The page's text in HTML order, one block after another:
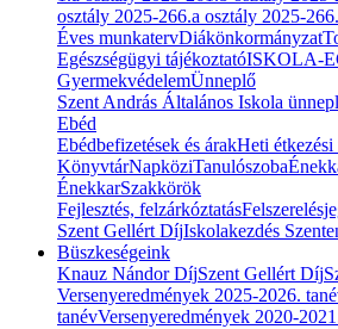
osztály 2025-266.a osztály 2025-26
Éves munkatervDiákönkormányzat
Egészségügyi tájékoztatóISKOLA-
GyermekvédelemÜnneplő
Szent András Általános Iskola
Ebéd
Ebédbefizetések és árakHeti étkezési
KönyvtárNapköziTanulószoba
ÉnekkarSzakkörök
Fejlesztés, felzárkóztatás
Szent Gellért DíjIskolakezdés
Büszkeségeink
Knauz Nándor DíjSzent Gellért Díj
Versenyeredmények 2025-2026.
tanévVersenyeredmények 2020-